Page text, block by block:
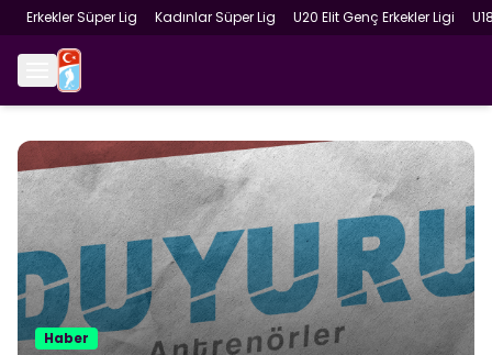
Erkekler Süper Lig Kadınlar Süper Lig U20 Elit Genç Erkekler Ligi
Haber